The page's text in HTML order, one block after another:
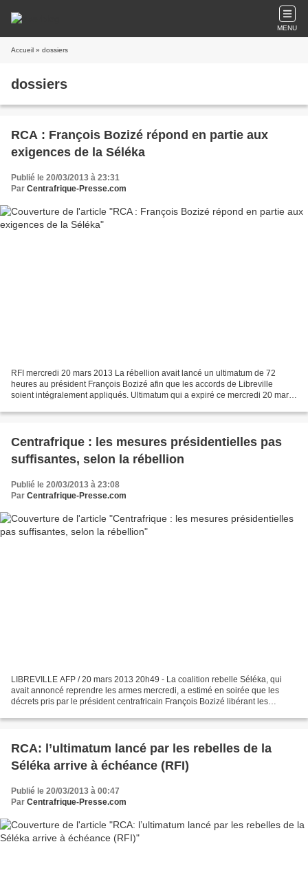
MENU
Accueil » dossiers
dossiers
RCA : François Bozizé répond en partie aux
exigences de la Séléka
Publié le 20/03/2013 à 23:31
Par Centrafrique-Presse.com
RFI mercredi 20 mars 2013 La rébellion avait lancé un ultimatum de 72
heures au président François Bozizé afin que les accords de Libreville
soient intégralement appliqués. Ultimatum qui a expiré ce mercredi 20 mars.
Centrafrique : les mesures présidentielles pas
suffisantes, selon la rébellion
Publié le 20/03/2013 à 23:08
Par Centrafrique-Presse.com
LIBREVILLE AFP / 20 mars 2013 20h49 - La coalition rebelle Séléka, qui
avait annoncé reprendre les armes mercredi, a estimé en soirée que les
décrets pris par le président centrafricain François Bozizé libérant les
RCA: l’ultimatum lancé par les rebelles de la
Séléka arrive à échéance (RFI)
Publié le 20/03/2013 à 00:47
Par Centrafrique-Presse.com